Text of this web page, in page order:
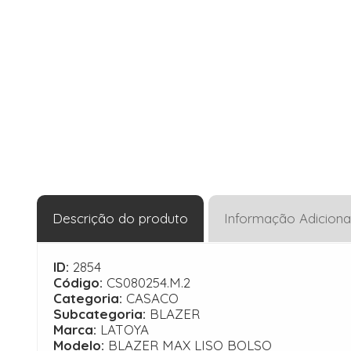
Descrição do produto Informação
ID: 2854
Código: CS080254.M.2
Categoria: CASACO
Subcategoria: BLAZER
Marca: LATOYA
Modelo: BLAZER MAX LISO BOLSO